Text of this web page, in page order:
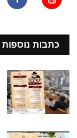
כתבות נוספות